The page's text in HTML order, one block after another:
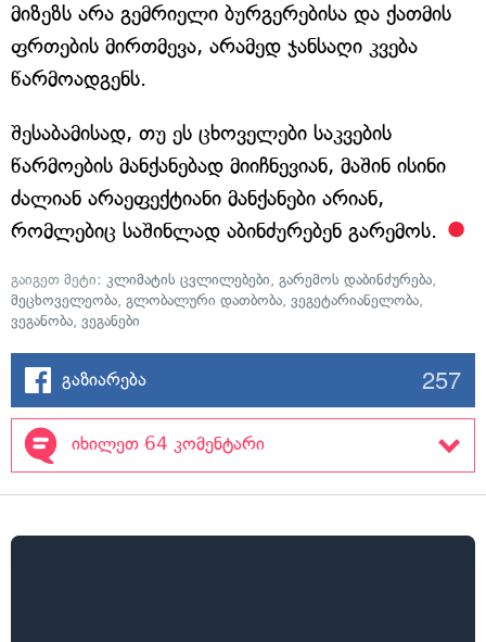
მიზეზს არა გემრიელი ბურგერებისა და ქათმის
ფრთების მირთმევა, არამედ ჯანსაღი კვება
წარმოადგენს.
შესაბამისად, თუ ეს ცხოველები საკვების
წარმოების მანქანებად მიიჩნევიან, მაშინ ისინი
ძალიან არაეფექტიანი მანქანები არიან,
რომლებიც საშინლად აბინძურებენ გარემოს.
გაიგეთ მეტი: კლიმატის ცვლილებები, გარემოს დაბინძურება,
მეცხოველეობა, გლობალური დათბობა, ვეგეტარიანელობა,
ვეგანობა, ვეგანები
გაზიარება 257
იხილეთ 64 კომენტარი